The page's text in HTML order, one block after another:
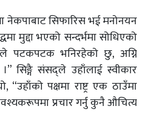
नेकपाबाट सिफारिस भई मनोनयन
मुद्दा भएको सन्दर्भमा सोधिएको
पटकपटक भनिरहेको छु, अग्नि
सिङ्गै संसद्ले उहाँलाई स्वीकार
पक्षमा राष्ट्र एक ठाउँमा
प्रचार गर्नु कुनै औचित्य